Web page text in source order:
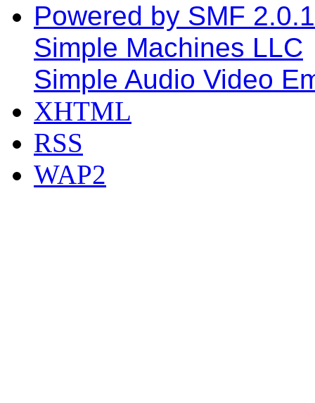
Powered by SMF
Simple Machines LLC
Simple Audio Video
XHTML
RSS
WAP2